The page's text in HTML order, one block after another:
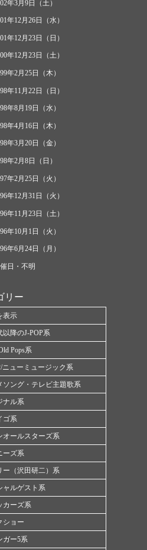
年3月9日（土）
年12月26日（水）
年12月23日（日）
年12月23日（土）
年2月25日（木）
年11月22日（日）
年8月19日（水）
年4月16日（木）
年3月20日（金）
年2月8日（日）
年2月25日（火）
年12月31日（火）
年11月23日（土）
年10月1日（火）
年6月24日（月）
日・不明
リー
表示
以降のJ-POP系
Pops系
ニューミュージック系
ソング・テレビ主題歌系
ナル系
ゴ系
オールスターズ系
ーズ系
ー（沢田研二）系
ャルゲスト系
カーズ系
ショー
ガー5系